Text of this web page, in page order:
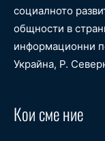
социалното
общности в
информационни
Украйна, Р.
Кои сме ние